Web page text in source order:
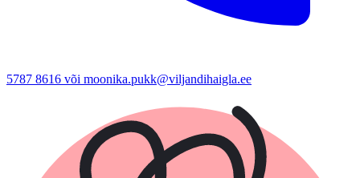
5787 8616 või moonika.pukk@viljandihaigla.ee